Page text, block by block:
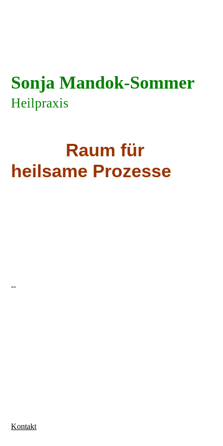
Sonja Mandok-Sommer
Heilpraxis
Raum für
heilsame Prozesse
--
Kontakt